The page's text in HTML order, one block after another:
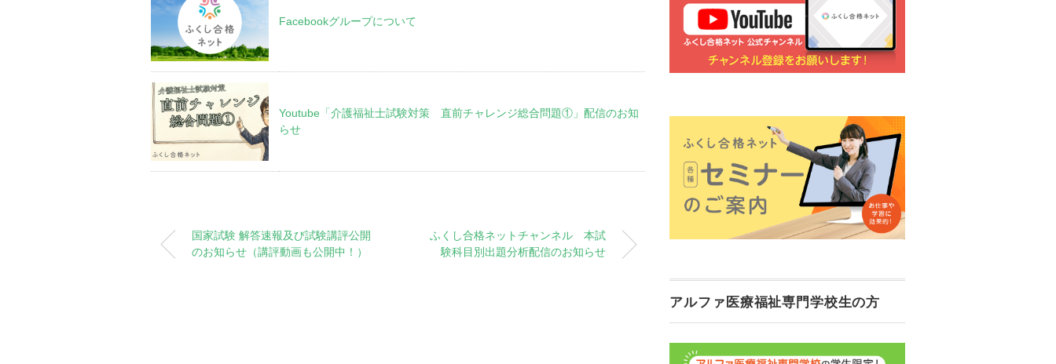
Facebookグループについて
Youtube「介護福祉士試験対策 直前チャレンジ総合問題①」配信のお知
らせ
国家試験 解答速報及び試験講評公開
のお知らせ（講評動画も公開中！）
ふくし合格ネットチャンネル 本試
験科目別出題分析配信のお知らせ
アルファ医療福祉専門学校生の方